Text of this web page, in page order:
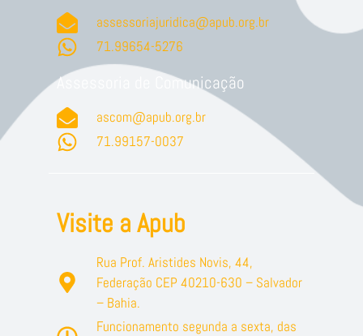
assessoriajuridica@apub.org.br
71.99654-5276
Assessoria de Comunicação
ascom@apub.org.br
71.99157-0037
Visite a Apub
Rua Prof. Aristides Novis, 44,
Federação CEP 40210-630 – Salvador
– Bahia.
Funcionamento segunda a sexta, das